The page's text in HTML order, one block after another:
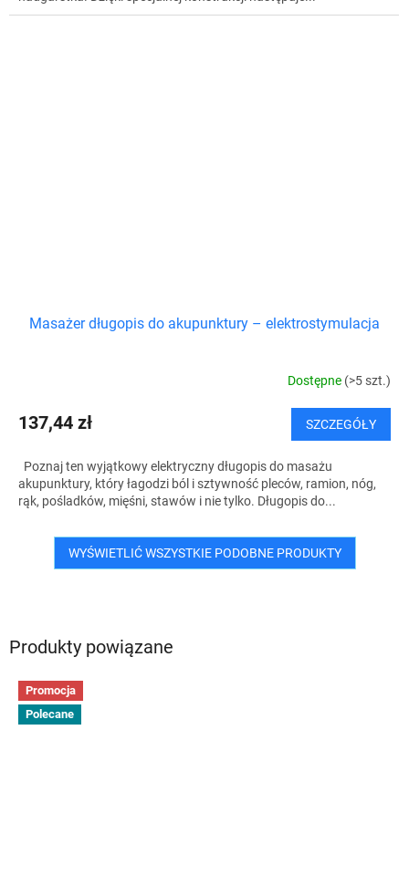
Produkty powiązane
Promocja
Polecane
Masażer długopis do akupunktury – elektrostymulacja
Dostępne (>5 szt.)
137,44 zł SZCZEGÓŁY
Poznaj ten wyjątkowy elektryczny długopis do masażu
akupunktury, który łagodzi ból i sztywność pleców, ramion, nóg,
rąk, pośladków, mięśni, stawów i nie tylko. Długopis do...
WYŚWIETLIĆ WSZYSTKIE PODOBNE PRODUKTY